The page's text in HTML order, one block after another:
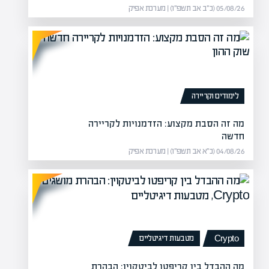
מעניינים שמעניקים את
מה זה
05/08/26 (כ״ב אב תשפ״ו) | מערכת אפיק
לימודים וקריירה
מה זה הסבת מקצוע: הזדמנויות לקריירה
חדשה
04/08/26 (כ״א אב תשפ״ו) | מערכת אפיק
Crypto מטבעות דיגיטליים
מה ההבדל בין קריפטו לביטקוין: הבהרת